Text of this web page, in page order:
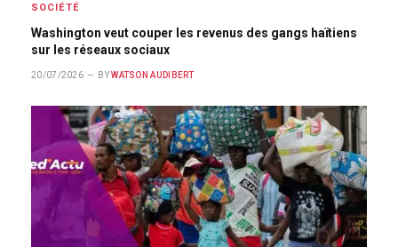
SOCIÉTÉ
Washington veut couper les revenus des gangs haïtiens
sur les réseaux sociaux
20/07/2026 BY WATSON AUDIBERT